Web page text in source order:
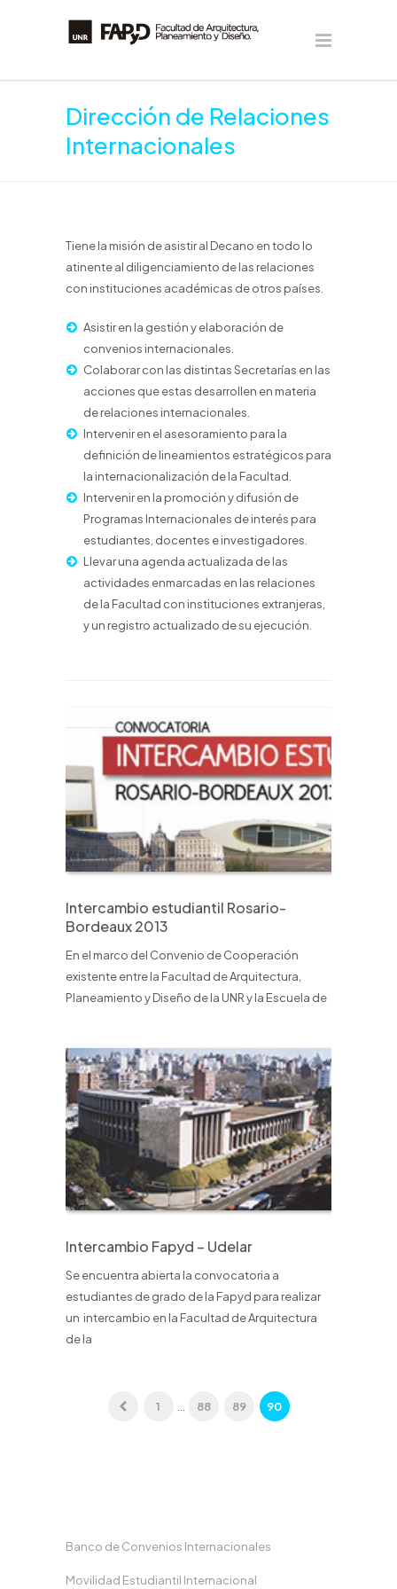
Dirección de Relaciones
Internacionales
Tiene la misión de asistir al Decano en todo lo
atinente al diligenciamiento de las relaciones
con instituciones académicas de otros países.
Asistir en la gestión y elaboración de
convenios internacionales.
Colaborar con las distintas Secretarías en las
acciones que estas desarrollen en materia
de relaciones internacionales.
Intervenir en el asesoramiento para la
definición de lineamientos estratégicos para
la internacionalización de la Facultad.
Intervenir en la promoción y difusión de
Programas Internacionales de interés para
estudiantes, docentes e investigadores.
Llevar una agenda actualizada de las
actividades enmarcadas en las relaciones
de la Facultad con instituciones extranjeras,
y un registro actualizado de su ejecución.
Intercambio estudiantil Rosario-
Bordeaux 2013
En el marco del Convenio de Cooperación
existente entre la Facultad de Arquitectura,
Planeamiento y Diseño de la UNR y la Escuela de
Intercambio Fapyd – Udelar
Se encuentra abierta la convocatoria a
estudiantes de grado de la Fapyd para realizar
un intercambio en la Facultad de Arquitectura
de la
1 88 89 90
Banco de Convenios Internacionales
Movilidad Estudiantil Internacional